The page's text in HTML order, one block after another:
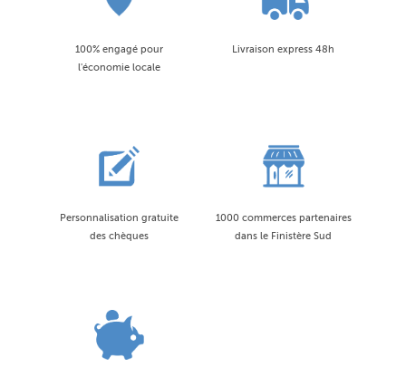
100% engagé pour
l'économie locale
Livraison express 48h
Personnalisation gratuite
des chèques
1000 commerces partenaires
dans le Finistère Sud